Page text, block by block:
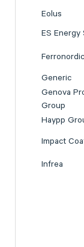
Eolus
ES Energy
Ferronordic
Generic
Genova
Group
Haypp
Impact
Infrea